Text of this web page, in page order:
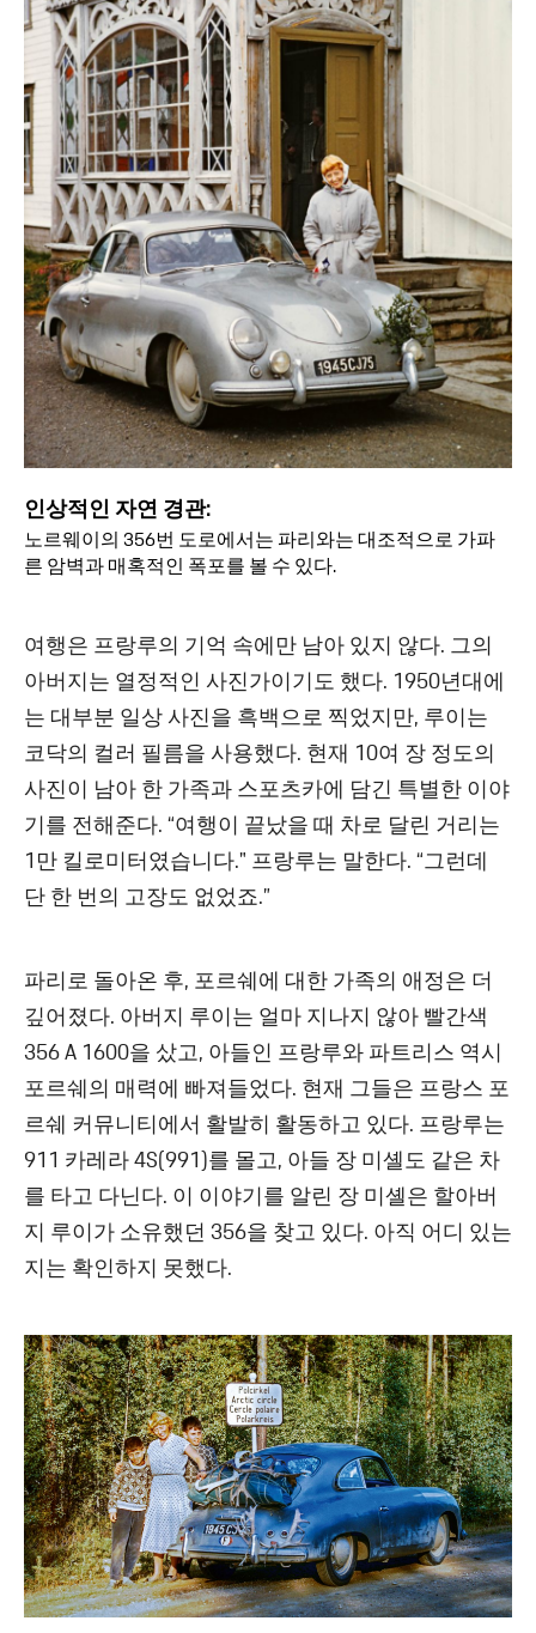
인상적인 자연 경관:
노르웨이의 356번 도로에서는 파리와는 대조적으로 가파
른 암벽과 매혹적인 폭포를 볼 수 있다.
여행은 프랑루의 기억 속에만 남아 있지 않다. 그의
아버지는 열정적인 사진가이기도 했다. 1950년대에
는 대부분 일상 사진을 흑백으로 찍었지만, 루이는
코닥의 컬러 필름을 사용했다. 현재 10여 장 정도의
사진이 남아 한 가족과 스포츠카에 담긴 특별한 이야
기를 전해준다. “여행이 끝났을 때 차로 달린 거리는
1만 킬로미터였습니다." 프랑루는 말한다. “그런데
단 한 번의 고장도 없었죠.”
파리로 돌아온 후, 포르쉐에 대한 가족의 애정은 더
깊어졌다. 아버지 루이는 얼마 지나지 않아 빨간색
356 A 1600을 샀고, 아들인 프랑루와 파트리스 역시
포르쉐의 매력에 빠져들었다. 현재 그들은 프랑스 포
르쉐 커뮤니티에서 활발히 활동하고 있다. 프랑루는
911 카레라 4S(991)를 몰고, 아들 장 미셸도 같은 차
를 타고 다닌다. 이 이야기를 알린 장 미셸은 할아버
지 루이가 소유했던 356을 찾고 있다. 아직 어디 있는
지는 확인하지 못했다.